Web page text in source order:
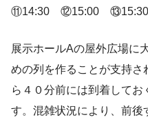
⑪14:30 ⑫15:00 ⑬15:30
展示ホールAの屋外広場に
めの列を作ることが支持
ら４０分前には到着してお
す。混雑状況により、前後